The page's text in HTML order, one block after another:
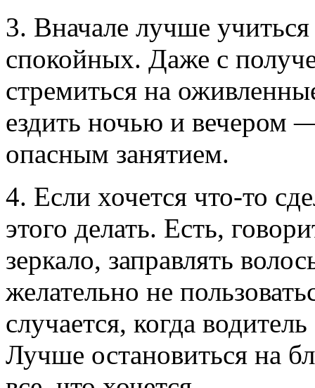
3. Вначале лучше учиться
спокойных. Даже с
стремиться на
ездить ночью и вечером
опасным занятием.
4. Если хочется что-то
этого делать. Есть,
зеркало, заправлять
желательно не
случается, когда
Лучше остановиться на